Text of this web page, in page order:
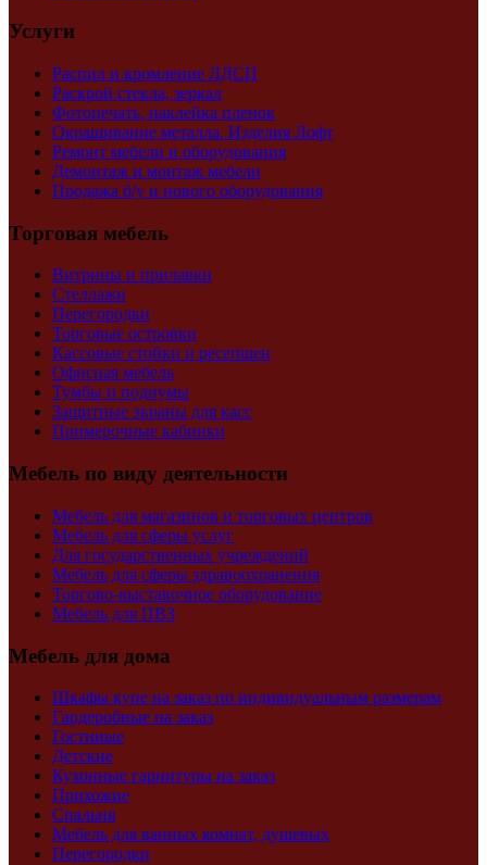
Услуги
Распил и кромление ЛДСП
Раскрой стекла, зеркал
Фотопечать, наклейка пленок
Окрашивание металла. Изделия Лофт
Ремонт мебели и оборудования
Демонтаж и монтаж мебели
Продажа б/у и нового оборудования
Торговая мебель
Витрины и прилавки
Стеллажи
Перегородки
Торговые островки
Кассовые стойки и ресепшен
Офисная мебель
Тумбы и подиумы
Защитные экраны для касс
Примерочные кабинки
Мебель по виду деятельности
Мебель для магазинов и торговых центров
Мебель для сферы услуг
Для государственных учреждений
Мебель для сферы здравоохранения
Торгово-выставочное оборудование
Мебель для ПВЗ
Мебель для дома
Шкафы купе на заказ по индивидуальным размерам
Гардеробные на заказ
Гостиные
Детские
Кухонные гарнитуры на заказ
Прихожие
Спальня
Мебель для ванных комнат, душевых
Перегородки